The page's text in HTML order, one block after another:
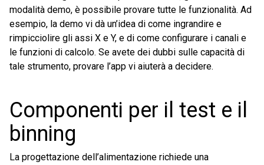
modalità demo, è possibile provare tutte le funzionalità. Ad
esempio, la demo vi dà un’idea di come ingrandire e
rimpicciolire gli assi X e Y, e di come configurare i canali e
le funzioni di calcolo. Se avete dei dubbi sulle capacità di
tale strumento, provare l’app vi aiuterà a decidere.
Componenti per il test e il
binning
La progettazione dell’alimentazione richiede una